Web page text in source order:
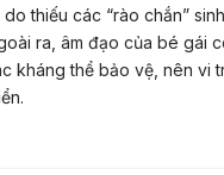
do thiếu các “rào chắn”
ra, âm đạo của bé gái
kháng thể bảo vệ, nên vi